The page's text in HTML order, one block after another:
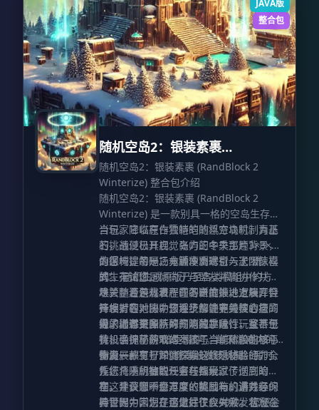
层限制，Apple 设备对本光影的支持非常
有限。Mac 用户请查阅相关技术文档以获
取更多信息。
JAVA版
整合包
随机空岛2：银装素裹
RandBlock 2 Winterize
随机空岛2：银装素裹 (RandBlock 2
Winterize) 整合包介绍
随机空岛2：银装素裹 (RandBlock 2
Winterize) 是一款别具一格的空岛生存整
合包。它以原作独特的随机方块机制为基
石，通过极具视觉张力的冬季主题背景，
为您构建了一场充满冷冽寒意与无限惊喜
的生存试炼。
当玩家降临在白雪皑皑的浮空岛时，真正
的挑战便已开启。岛屿正中央那片3×3×3
的区域，每隔三分钟便会进行一次“洗
牌”，随机生成原版乃至各类模组中的方
块。随着游戏进程的不断推进，方块库会
持续扩容，协助您逐步解锁更为核心与高
级的稀有资源。
值得一提的是，本版本重磅引入了团队模
式。无论您是倾向于与盟友并肩协作共克
难关，还是热衷于在各自的领地上展开针
锋相对的对决，该系统都能完美契合您的
需求。各个团队的岛屿独立运行，互不干
扰，确保了游戏的竞技与合作体验能够平
衡发展。
尽管整合包有着严谨的进度推进逻辑，但
开发者在地图中预埋了些许非线性的捷
径。通过某些特殊的隐藏手段，玩家甚至
有机会提前获取本不属于当前阶段的核心
物资——至于如何挖掘这些隐秘路径，全
凭您个人的敏锐观察与探索。
为了增添更多不可预测的趣味性，整合包
特设了神秘的“暗室事件”。每天游戏内的
清晨，都有1/7的概率触发该机制。届时，
系统将随机抽取一名在线玩家传送到暗
室，并获赠一份丰厚的奖励箱。请务必保
持警惕，因为在那之后仅仅40秒，您便会
作为一款主打深度探索与娱乐体验的力
作，几乎所有的任务线都经过了彻底的重
构。建议您不要过度依赖固有的游戏经
验，因为常识在这里往往会失效。若您在
在这个资源瞬息万变、挑战与机遇并存的
异世界中，您是否做好了应对突发状况的